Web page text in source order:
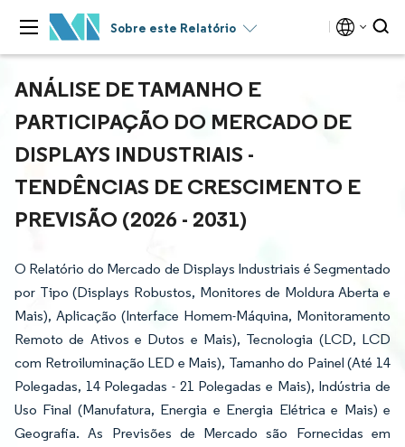
Sobre este Relatório
ANÁLISE DE TAMANHO E
PARTICIPAÇÃO DO MERCADO DE
DISPLAYS INDUSTRIAIS -
TENDÊNCIAS DE CRESCIMENTO E
PREVISÃO (2026 - 2031)
O Relatório do Mercado de Displays Industriais é Segmentado
por Tipo (Displays Robustos, Monitores de Moldura Aberta e
Mais), Aplicação (Interface Homem-Máquina, Monitoramento
Remoto de Ativos e Dutos e Mais), Tecnologia (LCD, LCD
com Retroiluminação LED e Mais), Tamanho do Painel (Até 14
Polegadas, 14 Polegadas - 21 Polegadas e Mais), Indústria de
Uso Final (Manufatura, Energia e Energia Elétrica e Mais) e
Geografia. As Previsões de Mercado são Fornecidas em